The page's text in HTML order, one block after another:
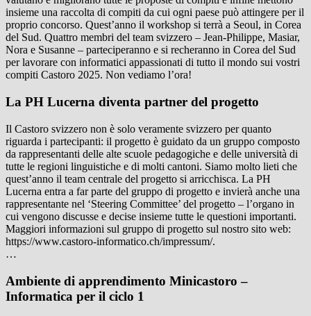
insieme una raccolta di compiti da cui ogni paese può attingere per il
proprio concorso. Quest’anno il workshop si terrà a Seoul, in Corea
del Sud. Quattro membri del team svizzero – Jean-Philippe, Masiar,
Nora e Susanne – parteciperanno e si recheranno in Corea del Sud
per lavorare con informatici appassionati di tutto il mondo sui vostri
compiti Castoro 2025. Non vediamo l’ora!
La PH Lucerna diventa partner del progetto
Il Castoro svizzero non è solo veramente svizzero per quanto
riguarda i partecipanti: il progetto è guidato da un gruppo composto
da rappresentanti delle alte scuole pedagogiche e delle università di
tutte le regioni linguistiche e di molti cantoni. Siamo molto lieti che
quest’anno il team centrale del progetto si arricchisca. La PH
Lucerna entra a far parte del gruppo di progetto e invierà anche una
rappresentante nel ‘Steering Committee’ del progetto – l’organo in
cui vengono discusse e decise insieme tutte le questioni importanti.
Maggiori informazioni sul gruppo di progetto sul nostro sito web:
https://www.castoro-informatico.ch/impressum/.
…
Ambiente di apprendimento Minicastoro –
Informatica per il ciclo 1